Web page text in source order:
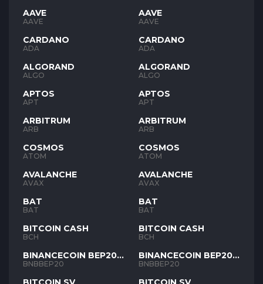
AAVE
AAVE
CARDANO
ADA
ALGORAND
ALGO
APTOS
APT
ARBITRUM
ARB
COSMOS
ATOM
AVALANCHE
AVAX
BAT
BAT
BITCOIN CASH
BCH
BINANCECOIN BEP20
BNB
BNBBEP20
AAVE
AAVE
CARDANO
ADA
ALGORAND
ALGO
APTOS
APT
ARBITRUM
ARB
COSMOS
ATOM
AVALANCHE
AVAX
BAT
BAT
BITCOIN CASH
BCH
BINANCECOIN BEP20
BNB
BNBBEP20